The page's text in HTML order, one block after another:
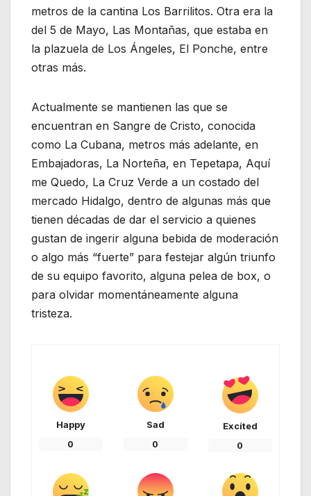
metros de la cantina Los Barrilitos. Otra era la
del 5 de Mayo, Las Montañas, que estaba en
la plazuela de Los Ángeles, El Ponche, entre
otras más.
Actualmente se mantienen las que se
encuentran en Sangre de Cristo, conocida
como La Cubana, metros más adelante, en
Embajadoras, La Norteña, en Tepetapa, Aquí
me Quedo, La Cruz Verde a un costado del
mercado Hidalgo, dentro de algunas más que
tienen décadas de dar el servicio a quienes
gustan de ingerir alguna bebida de moderación
o algo más “fuerte” para festejar algún triunfo
de su equipo favorito, alguna pelea de box, o
para olvidar momentáneamente alguna
tristeza.
Happy
0
Sad
0
Excited
0